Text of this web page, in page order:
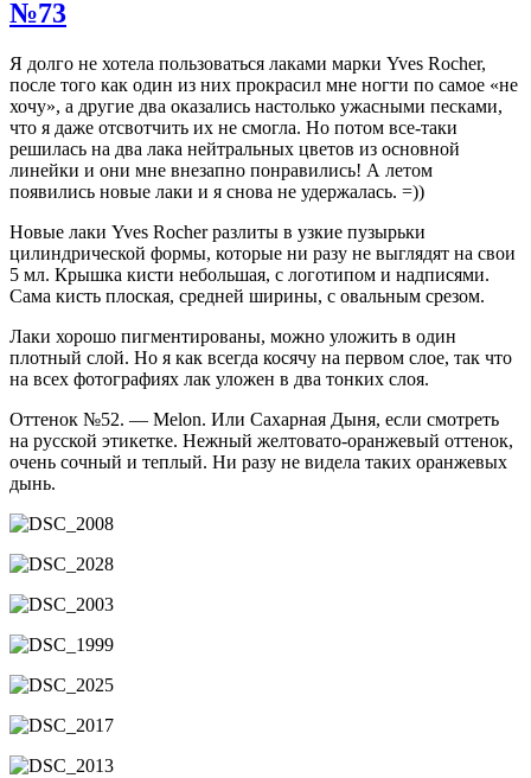
№73
Я долго не хотела пользоваться лаками марки Yves Rocher,
после того как один из них прокрасил мне ногти по самое «не
хочу», а другие два оказались настолько ужасными песками,
что я даже отсвотчить их не смогла. Но потом все-таки
решилась на два лака нейтральных цветов из основной
линейки и они мне внезапно понравились! А летом
появились новые лаки и я снова не удержалась. =))
Новые лаки Yves Rocher разлиты в узкие пузырьки
цилиндрической формы, которые ни разу не выглядят на свои
5 мл. Крышка кисти небольшая, с логотипом и надписями.
Сама кисть плоская, средней ширины, с овальным срезом.
Лаки хорошо пигментированы, можно уложить в один
плотный слой. Но я как всегда косячу на первом слое, так что
на всех фотографиях лак уложен в два тонких слоя.
Оттенок №52. — Melon. Или Сахарная Дыня, если смотреть
на русской этикетке. Нежный желтовато-оранжевый оттенок,
очень сочный и теплый. Ни разу не видела таких оранжевых
дынь.